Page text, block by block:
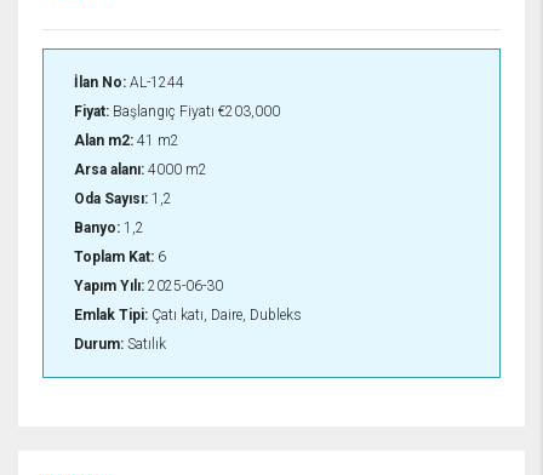
İlan No: AL-1244
Fiyat: Başlangıç Fiyatı €203,000
Alan m2: 41 m2
Arsa alanı: 4000 m2
Oda Sayısı: 1,2
Banyo: 1,2
Toplam Kat: 6
Yapım Yılı: 2025-06-30
Emlak Tipi: Çatı katı, Daire, Dubleks
Durum: Satılık